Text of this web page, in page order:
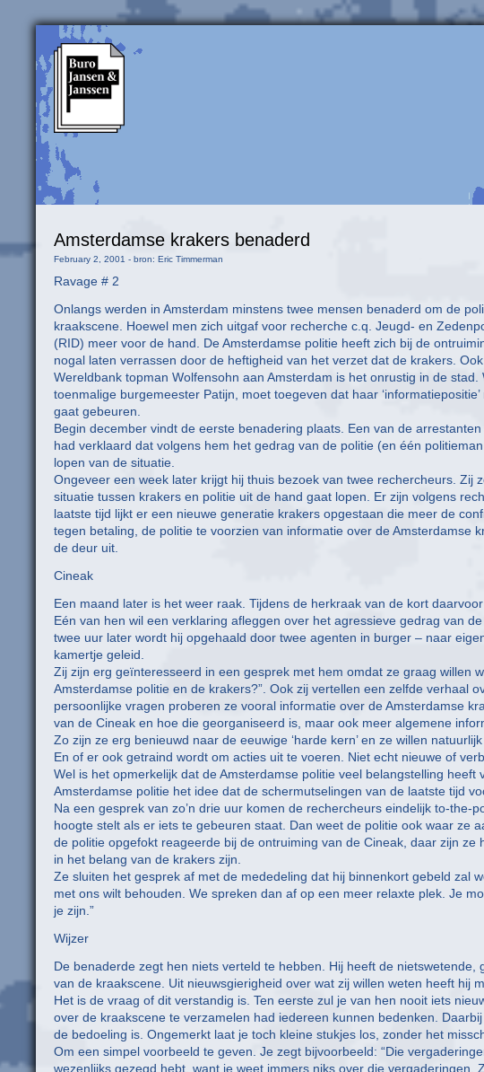
Amsterdamse krakers benaderd
February 2, 2001 - bron: Eric Timmerman
Ravage # 2
Onlangs werden in Amsterdam minstens twee mensen benaderd om de
kraakscene. Hoewel men zich uitgaf voor recherche c.q. Jeugd- en
(RID) meer voor de hand. De Amsterdamse politie heeft zich bij de
nogal laten verrassen door de heftigheid van het verzet dat de krakers.
Wereldbank topman Wolfensohn aan Amsterdam is het onrustig in de
toenmalige burgemeester Patijn, moet toegeven dat haar
gaat gebeuren.
Begin december vindt de eerste benadering plaats. Een van de
had verklaard dat volgens hem het gedrag van de politie (en één
lopen van de situatie.
Ongeveer een week later krijgt hij thuis bezoek van twee rechercheurs.
situatie tussen krakers en politie uit de hand gaat lopen. Er zijn volgens
laatste tijd lijkt er een nieuwe generatie krakers opgestaan die meer de
tegen betaling, de politie te voorzien van informatie over de Amsterdamse
de deur uit.
Cineak
Een maand later is het weer raak. Tijdens de herkraak van de kort
Eén van hen wil een verklaring afleggen over het agressieve gedrag van
twee uur later wordt hij opgehaald door twee agenten in burger – naar
kamertje geleid.
Zij zijn erg geïnteresseerd in een gesprek met hem omdat ze graag willen
Amsterdamse politie en de krakers?”. Ook zij vertellen een zelfde verhaal
persoonlijke vragen proberen ze vooral informatie over de Amsterdamse
van de Cineak en hoe die georganiseerd is, maar ook meer algemene
Zo zijn ze erg benieuwd naar de eeuwige ‘harde kern’ en ze willen
En of er ook getraind wordt om acties uit te voeren. Niet echt nieuwe of
Wel is het opmerkelijk dat de Amsterdamse politie veel belangstelling
Amsterdamse politie het idee dat de schermutselingen van de laatste tijd
Na een gesprek van zo’n drie uur komen de rechercheurs eindelijk to-
hoogte stelt als er iets te gebeuren staat. Dan weet de politie ook waar ze
de politie opgefokt reageerde bij de ontruiming van de Cineak, daar zijn
in het belang van de krakers zijn.
Ze sluiten het gesprek af met de mededeling dat hij binnenkort gebeld zal
met ons wilt behouden. We spreken dan af op een meer relaxte plek. Je
je zijn.”
Wijzer
De benaderde zegt hen niets verteld te hebben. Hij heeft de
van de kraakscene. Uit nieuwsgierigheid over wat zij willen weten heeft hij
Het is de vraag of dit verstandig is. Ten eerste zul je van hen nooit iets
over de kraakscene te verzamelen had iedereen kunnen bedenken.
de bedoeling is. Ongemerkt laat je toch kleine stukjes los, zonder het
Om een simpel voorbeeld te geven. Je zegt bijvoorbeeld: “Die
wezenlijks gezegd hebt, want je weet immers niks over die vergaderingen.